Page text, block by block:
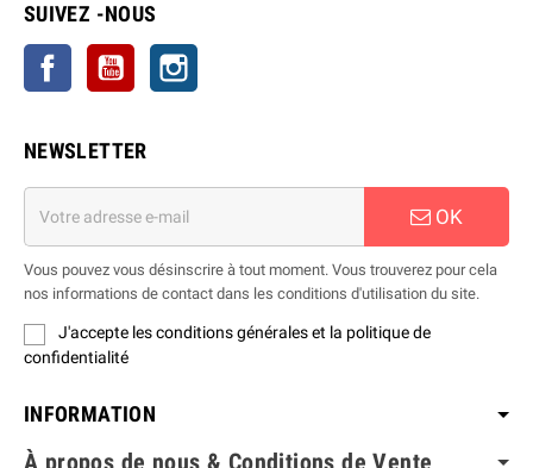
SUIVEZ -NOUS
Facebook YouTube
NEWSLETTER
OK
Vous pouvez vous désinscrire à tout moment. Vous trouverez pour cela
nos informations de contact dans les conditions d'utilisation du site.
J'accepte les conditions générales et la politique de
confidentialité
INFORMATION
À propos de nous & Conditions de Vente